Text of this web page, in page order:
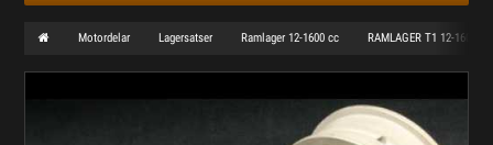
Motordelar Lagersatser Ramlager 12-1600 cc RAMLAGER T1 12-1600